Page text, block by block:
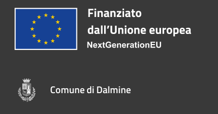
Comune di Dalmine